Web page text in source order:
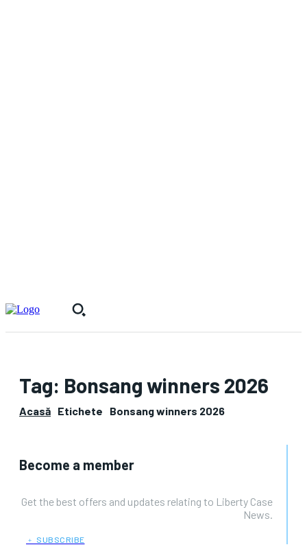
Tag: Bonsang winners 2026
Acasă Etichete Bonsang winners 2026
Become a member
Get the best offers and updates relating to Liberty Case
News.
﹢ SUBSCRIBE